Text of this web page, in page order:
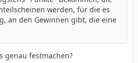
werden, für die es
an den Gewinnen gibt, die eine
genau festmachen?